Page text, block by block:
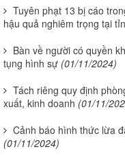
Tuyên phạt 13 bị cáo
hậu quả nghiêm trọng tại
Bàn về người có quyền
tụng hình sự (01/11/2024)
Tách riêng quy định
xuất, kinh doanh (01/11/
Cảnh báo hình thức lừa
(01/11/2024)